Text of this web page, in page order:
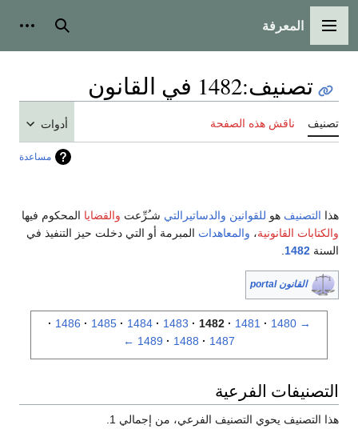
القائمة الرئيسية
المعرفة بحث
تصنيف:1482 في القانون
تصنيف ناقش هذه الصفحة أدوات
مساعدة
هذا التصنيف هو للقوانين والدساتيرالتي شـُرِّعت والقضايا المحكوم فيها
والكتابات القانونية، والمعاهدات المبرمة أو التي دخلت حيز التنفيذ في
السنة 1482
القانون portal
→
1480
1481
1482
1483
1484
1485
1486
1487
1488
1489
←
التصنيفات الفرعية
هذا التصنيف يحوي التصنيف الفرعي، من إجمالي 1.